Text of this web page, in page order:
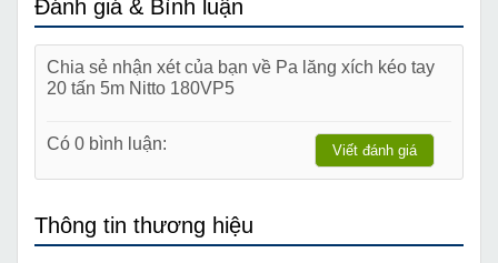
Đánh giá & Bình luận
Chia sẻ nhận xét của bạn về Pa lăng xích kéo tay
20 tấn 5m Nitto 180VP5
Có 0 bình luận: Viết đánh giá
Thông tin thương hiệu